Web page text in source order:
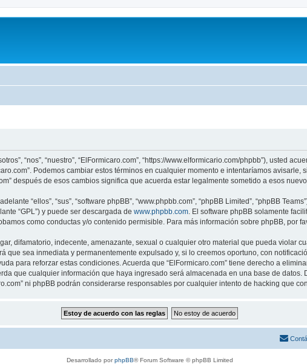
“nos”, “nuestro”, “ElFormicaro.com”, “https://www.elformicario.com/phpbb”), usted
Podemos cambiar estos términos en cualquier momento e intentaríamos
después de esos cambios significa que acuerda estar legalmente sometido a esos
“ellos”, “sus”, “software phpBB”, “www.phpbb.com”, “phpBB Limited”, “phpBB
“GPL”) y puede ser descargada de www.phpbb.com . El software phpBB solamente
como conductas y/o contenido permisible. Para más información sobre phpBB, por
difamatorio, indecente, amenazante, sexual o cualquier otro material que pueda violar
que sea inmediata y permanentemente expulsado y, si lo creemos oportuno, con
para reforzar estas condiciones. Acuerda que “ElFormicaro.com” tiene derecho a
que cualquier información que haya ingresado será almacenada en una base de datos.
ni phpBB podrán considerarse responsables por cualquier intento de hacking que
Desarrollado porphpBB® Forum Software © phpBB Limited